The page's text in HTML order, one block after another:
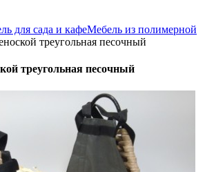
для сада и кафеМебель из полимерной
треугольная песочный
треугольная песочный